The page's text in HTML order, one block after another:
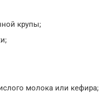
крупы;
молока или кефира;